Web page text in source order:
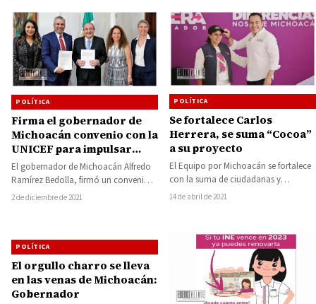
POLÍTICA
Firma el gobernador de
Michoacán convenio con la
UNICEF para impulsar
acciones a favor de los
infantes y adolescentes
michoacanos
El gobernador de Michoacán Alfredo
Ramírez Bedolla, firmó un convenio
marco de colaboración con Luis
2 de diciembre de 2021
POLÍTICA
Se fortalece Carlos
Herrera, se suma “Cocoa”
a su proyecto
El Equipo por Michoacán se fortalece
con la suma de ciudadanas y
ciudadanos; hoy Luisa María “Cocoa”
14 de abril de 2021
POLÍTICA
El orgullo charro se lleva
en las venas de Michoacán:
Gobernador